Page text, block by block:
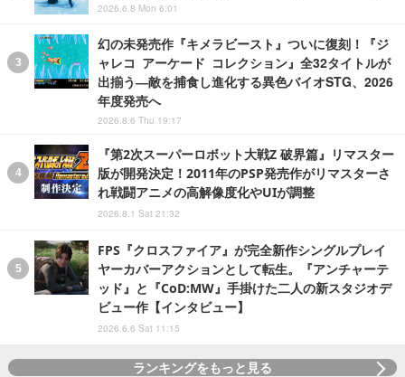
2026.6.8 Mon 6:01
幻の未発売作『キメラビースト』ついに復刻！『ジ
ャレコ アーケード コレクション』全32タイトルが
出揃う―敵を捕食し進化する異色バイオSTG、2026
年度発売へ
2026.8.6 Thu 19:17
『第2次スーパーロボット大戦Z 破界篇』リマスター
版が開発決定！2011年のPSP発売作がリマスターさ
れ戦闘アニメの高解像度化やUIが調整
2026.8.1 Sat 21:32
FPS『クロスファイア』が完全新作シングルプレイ
ヤーカバーアクションとして転生。『アンチャーテ
ッド』と『CoD:MW』手掛けた二人の新スタジオデ
ビュー作【インタビュー】
2026.6.6 Sat 11:15
ランキングをもっと見る